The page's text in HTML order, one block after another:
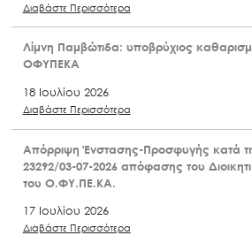
Διαβάστε Περισσότερα
Λίμνη Παμβώτιδα: υποβρύχιος
ΟΦΥΠΕΚΑ
18 Ιουλίου 2026
Διαβάστε Περισσότερα
Απόρριψη Ένστασης-Προσφυγής κατά
23292/03-07-2026 απόφασης του
του Ο.ΦΥ.ΠΕ.ΚΑ.
17 Ιουλίου 2026
Διαβάστε Περισσότερα